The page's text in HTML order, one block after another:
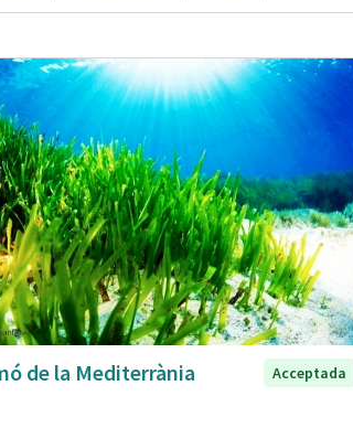
de la Mediterrània Acceptada